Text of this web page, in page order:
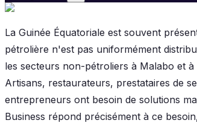
La Guinée Équatoriale est souvent
pétrolière n'est pas uniformément
les secteurs non-pétroliers à Malabo et
Artisans, restaurateurs, prestataires de
entrepreneurs ont besoin de solutions
Business répond précisément à ce